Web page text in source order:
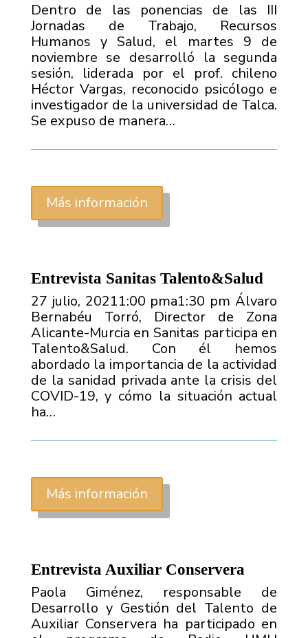
Dentro de las ponencias de las III
Jornadas de Trabajo, Recursos
Humanos y Salud, el martes 9 de
noviembre se desarrolló la segunda
sesión, liderada por el prof. chileno
Héctor Vargas, reconocido psicólogo e
investigador de la universidad de Talca.
Se expuso de manera…
Más información
Entrevista Sanitas Talento&Salud
27 julio, 20211:00 pma1:30 pm Álvaro
Bernabéu Torró, Director de Zona
Alicante-Murcia en Sanitas participa en
Talento&Salud. Con él hemos
abordado la importancia de la actividad
de la sanidad privada ante la crisis del
COVID-19, y cómo la situación actual
ha…
Más información
Entrevista Auxiliar Conservera
Paola Giménez, responsable de
Desarrollo y Gestión del Talento de
Auxiliar Conservera ha participado en